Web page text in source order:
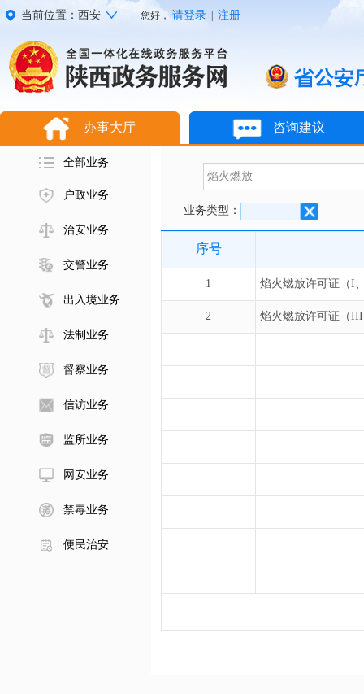
当前位置：西安 您好， 请登录 注册
办事大厅 咨询建议
全部业务
户政业务
治安业务
交警业务
出入境业务
法制业务
督察业务
信访业务
监所业务
网安业务
禁毒业务
便民治安
业务类型：
序号
1 焰火燃放许可证（I
2 焰火燃放许可证（